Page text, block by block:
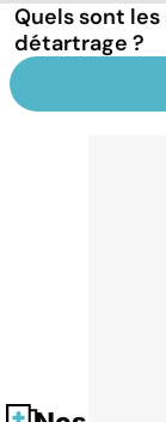
Quels sont
détartrage ?